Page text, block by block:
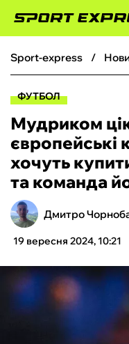
ФУТБОЛ
БОКС
ХОКЕЙ
ТЕНІС
КІБЕРСПОРТ
ЧС-2026
sport-express
ФУТБОЛ
Мудриком
європейські
хочуть
та команда
Дмитро
19 вересня 2024, 10:21